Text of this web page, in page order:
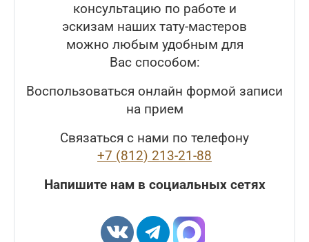
консультацию по работе и
эскизам наших тату-мастеров
можно любым удобным для
Вас способом:
Воспользоваться онлайн формой записи
на прием
Связаться с нами по телефону
+7 (812) 213-21-88
Напишите нам в социальных сетях